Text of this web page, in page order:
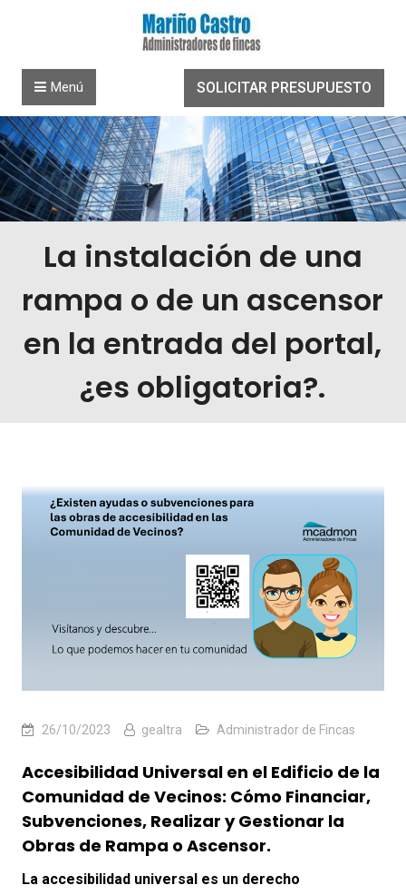
SOLICITAR PRESUPUESTO
Menú
La instalación de una
rampa o de un ascensor
en la entrada del portal,
¿es obligatoria?.
26/10/2023 gealtra Administrador de Fincas
Accesibilidad Universal en el Edificio de la
Comunidad de Vecinos: Cómo Financiar,
Subvenciones, Realizar y Gestionar la
Obras de Rampa o Ascensor.
La accesibilidad universal es un derecho